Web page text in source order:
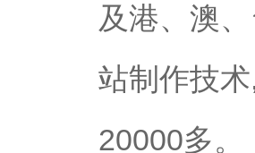
及港、澳
站制作技
20000多。